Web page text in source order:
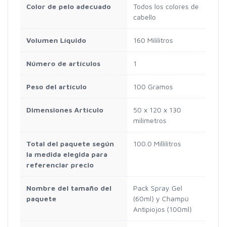
Color de pelo adecuado
Todos los colores de
cabello
Volumen Líquido 160 Mililitros
Número de artículos 1
Peso del artículo 100 Gramos
Dimensiones Artículo
50 x 120 x 130
milímetros
Total del paquete según
la medida elegida para
referenciar precio
100.0 Millilitros
Nombre del tamaño del
paquete
Pack Spray Gel
(60ml) y Champú
Antipiojos (100ml)